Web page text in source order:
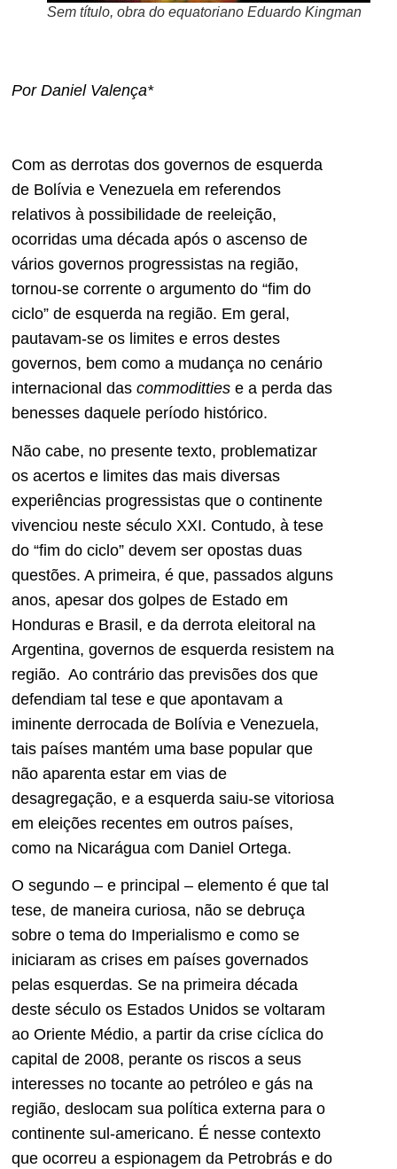
Sem título, obra do equatoriano Eduardo Kingman
Por Daniel Valença*
Com as derrotas dos governos de esquerda
de Bolívia e Venezuela em referendos
relativos à possibilidade de reeleição,
ocorridas uma década após o ascenso de
vários governos progressistas na região,
tornou-se corrente o argumento do “fim do
ciclo” de esquerda na região. Em geral,
pautavam-se os limites e erros destes
governos, bem como a mudança no cenário
internacional das commoditties e a perda das
benesses daquele período histórico.
Não cabe, no presente texto, problematizar
os acertos e limites das mais diversas
experiências progressistas que o continente
vivenciou neste século XXI. Contudo, à tese
do “fim do ciclo” devem ser opostas duas
questões. A primeira, é que, passados alguns
anos, apesar dos golpes de Estado em
Honduras e Brasil, e da derrota eleitoral na
Argentina, governos de esquerda resistem na
região. Ao contrário das previsões dos que
defendiam tal tese e que apontavam a
iminente derrocada de Bolívia e Venezuela,
tais países mantém uma base popular que
não aparenta estar em vias de
desagregação, e a esquerda saiu-se vitoriosa
em eleições recentes em outros países,
como na Nicarágua com Daniel Ortega.
O segundo – e principal – elemento é que tal
tese, de maneira curiosa, não se debruça
sobre o tema do Imperialismo e como se
iniciaram as crises em países governados
pelas esquerdas. Se na primeira década
deste século os Estados Unidos se voltaram
ao Oriente Médio, a partir da crise cíclica do
capital de 2008, perante os riscos a seus
interesses no tocante ao petróleo e gás na
região, deslocam sua política externa para o
continente sul-americano. É nesse contexto
que ocorreu a espionagem da Petrobrás e do